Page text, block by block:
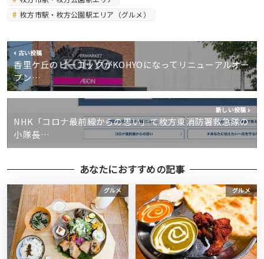
枚方市駅・枚方公園駅エリア（グルメ）
古い投稿
香里ケ丘のピーコックがKOHYOになってリニューアルオー
プン…
新しい投稿
NHK「コロナ最前線からの思い」で枚方東消防署救急隊の
小隊長…
あなたにおすすめの記事
グルメ グルメ